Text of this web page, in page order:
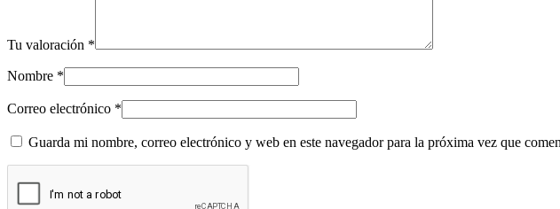
Tu valoración *
Nombre *
Correo electrónico *
Guarda mi nombre, correo electrónico y web en este navegador para la próxima vez que